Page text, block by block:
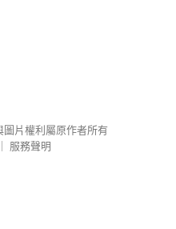
圖片權利屬原作者所有
服務聲明